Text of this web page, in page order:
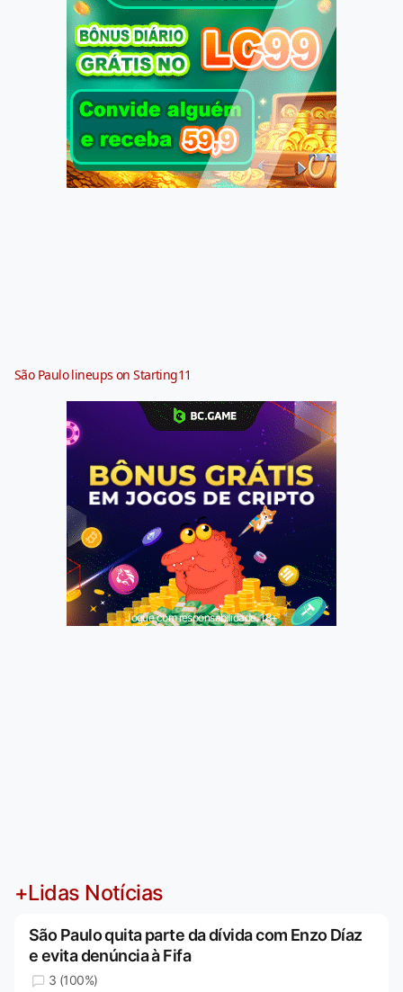
São Paulo lineups on Starting11
Jogue com responsabilidade. 18+
+Lidas Notícias
São Paulo quita parte da dívida com Enzo Díaz
e evita denúncia à Fifa
3 (100%)